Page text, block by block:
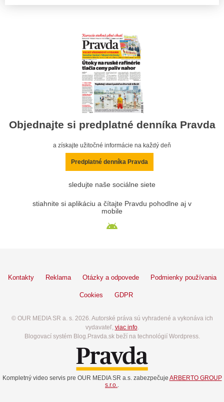
Objednajte si predplatné denníka Pravda
a získajte užitočné informácie na každý deň
Predplatné denníka Pravda
sledujte naše sociálne siete
stiahnite si aplikáciu a čítajte Pravdu pohodlne aj v
mobile
Kontakty Reklama Otázky a odpovede Podmienky používania
Cookies GDPR
© OUR MEDIA SR a. s. 2026. Autorské práva sú vyhradené a vykonáva ich
vydavateľ, viac info.
Blogovací systém Blog.Pravda.sk beží na technológií Wordpress.
Kompletný video servis pre OUR MEDIA SR a.s. zabezpečuje ARBERTO GROUP
s.r.o..